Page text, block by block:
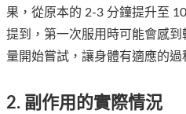
果，從原本的 2-3 分鐘提升至
提到，第一次服用時可能會感
量開始嘗試，讓身體有適應的過
2. 副作用的實際情況